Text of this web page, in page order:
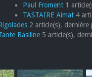
Paul Froment 1
TASTAIRE Aimat 4
2 article(s),
Basiline 5 article(s),